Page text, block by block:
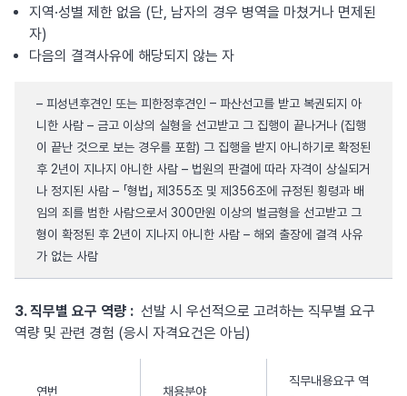
지역·성별 제한 없음 (단, 남자의 경우 병역을 마쳤거나 면제된
자)
다음의 결격사유에 해당되지 않는 자
– 피성년후견인 또는 피한정후견인 – 파산선고를 받고 복권되지 아
니한 사람 – 금고 이상의 실형을 선고받고 그 집행이 끝나거나 (집행
이 끝난 것으로 보는 경우를 포함) 그 집행을 받지 아니하기로 확정된
후 2년이 지나지 아니한 사람 – 법원의 판결에 따라 자격이 상실되거
나 정지된 사람 – 「형법」 제355조 및 제356조에 규정된 횡령과 배
임의 죄를 범한 사람으로서 300만원 이상의 벌금형을 선고받고 그
형이 확정된 후 2년이 지나지 아니한 사람 – 해외 출장에 결격 사유
가 없는 사람
3. 직무별 요구 역량 : 선발 시 우선적으로 고려하는 직무별 요구
역량 및 관련 경험 (응시 자격요건은 아님)
연번 채용분야
직무내용요구 역